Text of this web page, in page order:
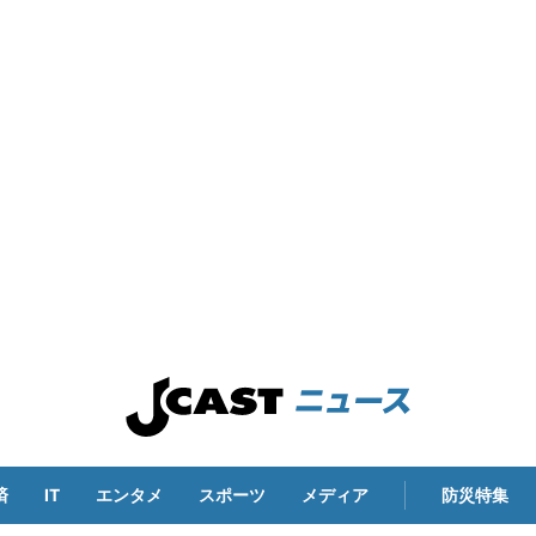
IT エンタメ スポーツ メディア 防災特集